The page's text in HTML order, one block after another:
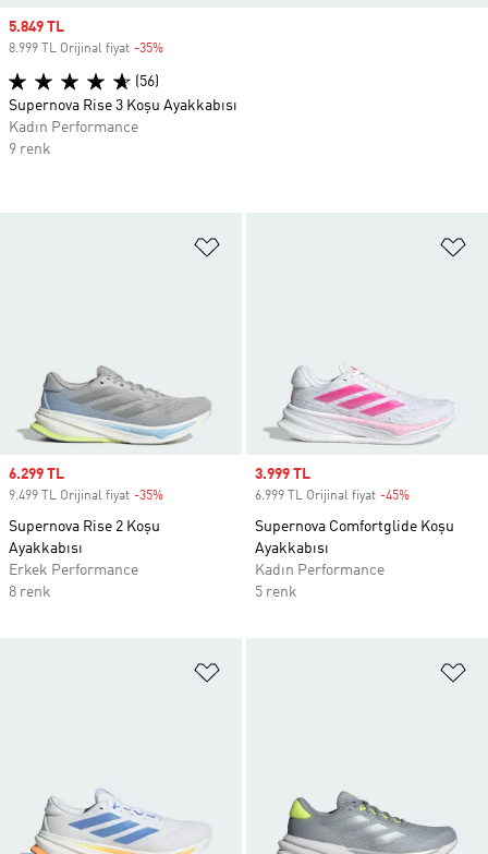
Sale price
6.299 TL
9.499 TL Orijinal fiyat -35%
Supernova Rise 2 Koşu
Ayakkabısı
Erkek Performance
8 renk
Sale price
3.999 TL
6.999 TL Orijinal fiyat -45%
Supernova Comfortglide Koşu
Ayakkabısı
Kadın Performance
5 renk
Sale price
5.849 TL
8.999 TL Orijinal fiyat -35%
(56)
Supernova Rise 3 Koşu Ayakkabısı
Kadın Performance
9 renk